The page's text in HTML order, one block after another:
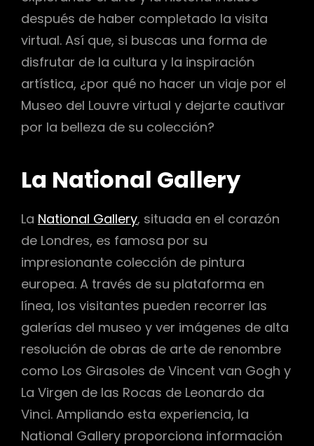
después de haber completado la visita
virtual. Así que, si buscas una forma de
disfrutar de la cultura y la inspiración
artística, ¿por qué no hacer un viaje por el
Museo del Louvre virtual y dejarte cautivar
por la belleza de su colección?
La National Gallery
La National Gallery, situada en el corazón
de Londres, es famosa por su
impresionante colección de pintura
europea. A través de su plataforma en
línea, los visitantes pueden recorrer las
galerías del museo y ver imágenes de alta
resolución de obras de arte de renombre
como Los Girasoles de Vincent van Gogh y
La Virgen de las Rocas de Leonardo da
Vinci. Ampliando esta experiencia, la
National Gallery proporciona información